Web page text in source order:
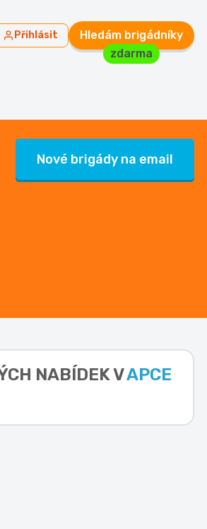
Přihlásit
Hledám brigádníky
zdarma
Nové brigády na email
NABÍDEK VAPCE